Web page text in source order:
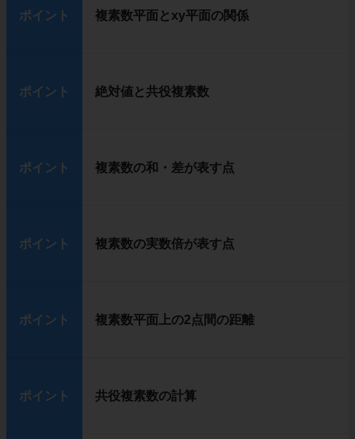
ポイント 複素数平面とxy平面の関係
ポイント 絶対値と共役複素数
ポイント 複素数の和・差が表す点
ポイント 複素数の実数倍が表す点
ポイント 複素数平面上の2点間の距離
ポイント 共役複素数の計算